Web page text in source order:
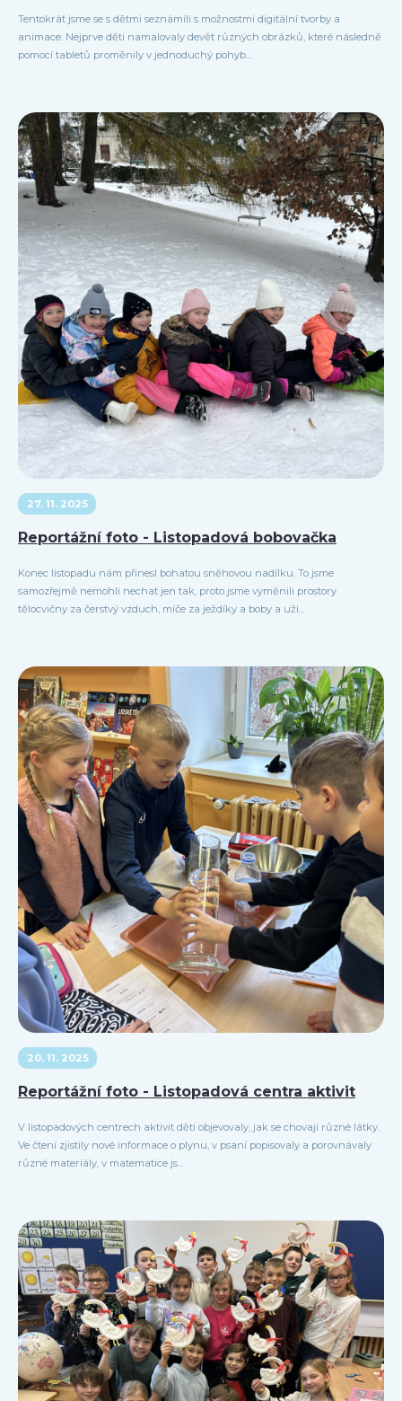
Tentokrát jsme se s dětmi seznámili s možnostmi digitální tvorby a
animace. Nejprve děti namalovaly devět různých obrázků, které následně
pomocí tabletů proměnily v jednoduchý pohyb...
27. 11. 2025
Reportážní foto - Listopadová bobovačka
Konec listopadu nám přinesl bohatou sněhovou nadílku. To jsme
samozřejmě nemohli nechat jen tak, proto jsme vyměnili prostory
tělocvičny za čerstvý vzduch, míče za ježdíky a boby a uži...
20. 11. 2025
Reportážní foto - Listopadová centra aktivit
V listopadových centrech aktivit děti objevovaly, jak se chovají různé látky.
Ve čtení zjistily nové informace o plynu, v psaní popisovaly a porovnávaly
různé materiály, v matematice js...